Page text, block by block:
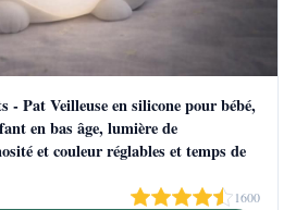
- Pat Veilleuse en silicone pour bébé,
en bas âge, lumière de
et couleur réglables et temps de
1600